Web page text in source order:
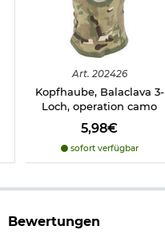
Art. 202426
Kopfhaube, Balaclava 3-
Loch, operation camo
5,98€
sofort verfügbar
Bewertungen